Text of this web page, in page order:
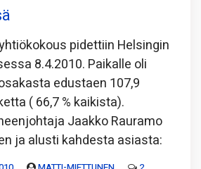
pidettiin Helsingin
8.4.2010. Paikalle oli
edustaen 107,9
( 66,7 % kaikista).
Jaakko Rauramo
ja alusti kahdesta asiasta: